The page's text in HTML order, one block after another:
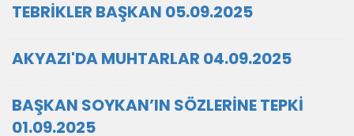
TEBRİKLER BAŞKAN 05.09.2025
AKYAZI'DA MUHTARLAR 04.09.2025
BAŞKAN SOYKAN’IN SÖZLERİNE TEPKİ
01.09.2025